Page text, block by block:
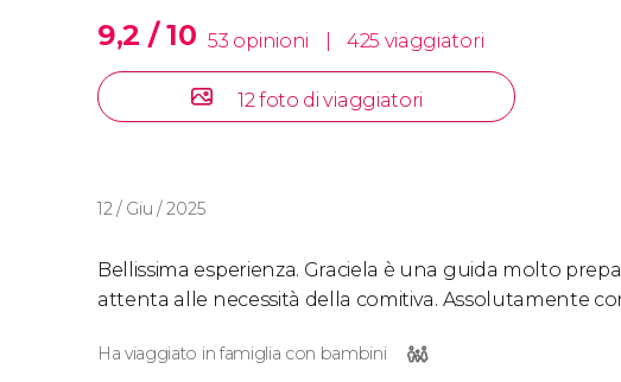
9,2 / 10 53 opinioni 425 viaggiatori
12 foto di viaggiatori
12 / Giu / 2025
Bellissima esperienza. Graciela è una guida molto
attenta alle necessità della comitiva. Assolutamente
Ha viaggiato in famiglia con bambini